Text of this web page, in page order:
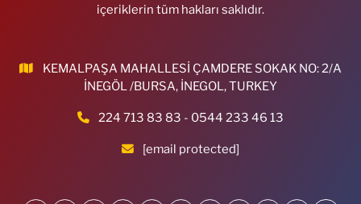
içeriklerin tüm hakları saklıdır.
KEMALPAŞA MAHALLESİ ÇAMDERE SOKAK NO: 2/A
İNEGÖL /BURSA, İNEGOL, TURKEY
224 713 83 83 - 0544 233 46 13
[email protected]